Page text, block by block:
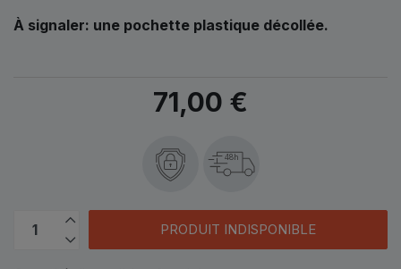
À signaler: une pochette plastique décollée.
71,00 €
48h
PRODUIT INDISPONIBLE